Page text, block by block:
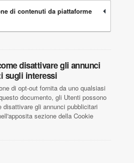
di contenuti da piattaforme
disattivare gli annunci
sugli interessi
di opt-out fornita da uno qualsiasi
documento, gli Utenti possono
disattivare gli annunci pubblicitari
sezione della Cookie